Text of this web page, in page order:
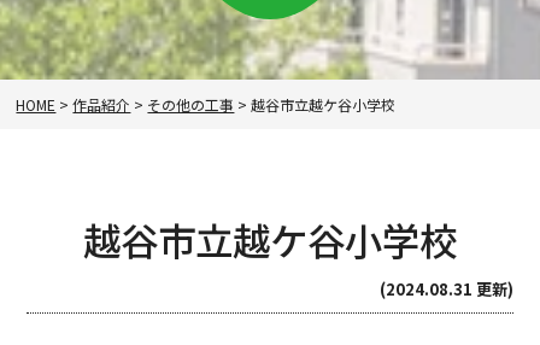
HOME >作品紹介 > その他の工事 >越谷市立越ケ谷小学校
越谷市立越ケ谷小学校
(2024.08.31 更新)